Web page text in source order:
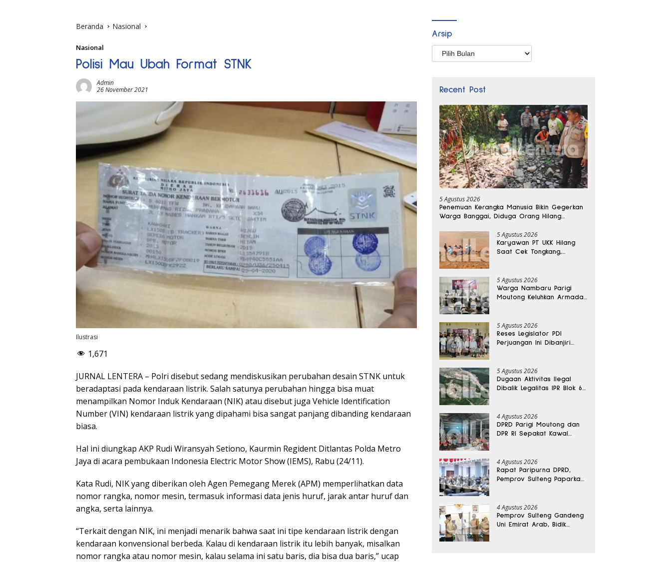
Beranda Nasional
Nasional
Polisi Mau Ubah Format STNK
Admin
26 November 2021
Ilustrasi
1,671
JURNAL LENTERA – Polri disebut sedang mendiskusikan perubahan desain STNK untuk
beradaptasi pada kendaraan listrik. Salah satunya perubahan hingga bisa muat
menampilkan Nomor Induk Kendaraan (NIK) atau disebut juga Vehicle Identification
Number (VIN) kendaraan listrik yang dipahami bisa sangat panjang dibanding kendaraan
biasa.
Hal ini diungkap AKP Rudi Wiransyah Setiono, Kaurmin Regident Ditlantas Polda Metro
Jaya di acara pembukaan Indonesia Electric Motor Show (IEMS), Rabu (24/11).
Kata Rudi, NIK yang diberikan oleh Agen Pemegang Merek (APM) memperlihatkan data
nomor rangka, nomor mesin, termasuk informasi data jenis huruf, jarak antar huruf dan
angka, serta lainnya.
“Terkait dengan NIK, ini menjadi menarik bahwa saat ini tipe kendaraan listrik dengan
kendaraan konvensional berbeda. Kalau di kendaraan listrik itu lebih banyak, misalkan
nomor rangka atau nomor mesin, kalau selama ini satu baris, dia bisa dua baris,” ucap
Arsip
Arsip
Recent Post
5 Agustus 2026
Penemuan Kerangka Manusia Bikin Gegerkan
Warga Banggai, Diduga Orang Hilang
5 Agustus 2026
Karyawan PT UKK Hilang
Saat Cek Tongkang,
5 Agustus 2026
Warga Nambaru Parigi
Moutong Keluhkan Armada
Reses Legislator PKS
5 Agustus 2026
Reses Legislator PDI
Perjuangan Ini Dibanjiri
5 Agustus 2026
Dugaan Aktivitas Ilegal
Dibalik Legalitas IPR Blok 6
4 Agustus 2026
DPRD Parigi Moutong dan
DPR RI Sepakat Kawal
4 Agustus 2026
Rapat Paripurna DPRD,
Pemprov Sulteng Paparkan
4 Agustus 2026
Pemprov Sulteng Gandeng
Uni Emirat Arab, Bidik